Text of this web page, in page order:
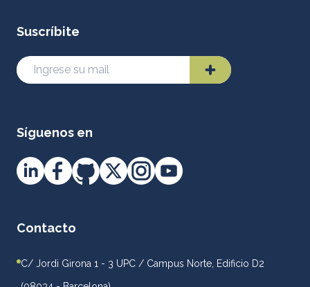
Suscríbite
Síguenos en
Contacto
C/ Jordi Girona 1 - 3 UPC / Campus Norte, Edificio D2